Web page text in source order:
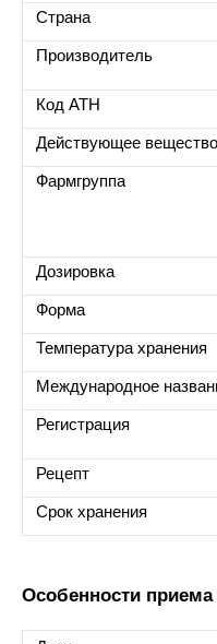
Страна
Производитель
Код ATH
Действующее вещество
Фармгруппа
Дозировка
Форма
Температура хранения
Международное
Регистрация
Рецепт
Срок хранения
Особенности